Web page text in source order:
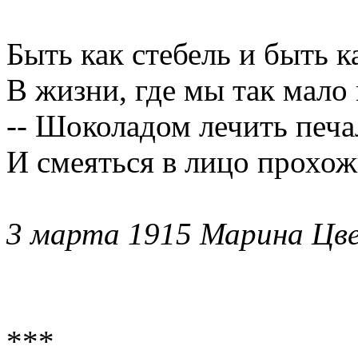
Быть как стебель и быть
В жизни, где мы так
-- Шоколадом лечить
И смеяться в лицо
3 марта 1915 Марина
***